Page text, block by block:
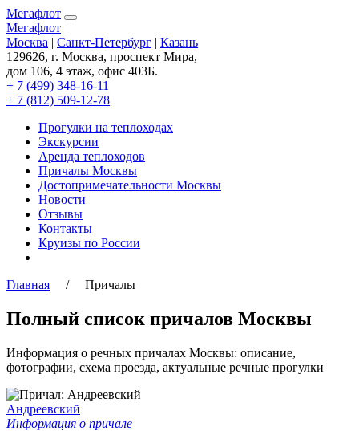
Мегафлот
Мегафлот
Москва | Санкт-Петербург | Казань
129626, г. Москва, проспект Мира,
дом 106, 4 этаж, офис 403Б.
+ 7 (499) 348-16-11
+ 7 (812) 509-12-78
Прогулки на теплоходах
Экскурсии
Аренда теплоходов
Причалы Москвы
Достопримечательности Москвы
Новости
Отзывы
Контакты
Круизы по России
Главная / Причалы
Полный список причалов Москвы
Информация о речных причалах Москвы: описание,
фотографии, схема проезда, актуальные речные прогулки
Андреевский
Информация о причале